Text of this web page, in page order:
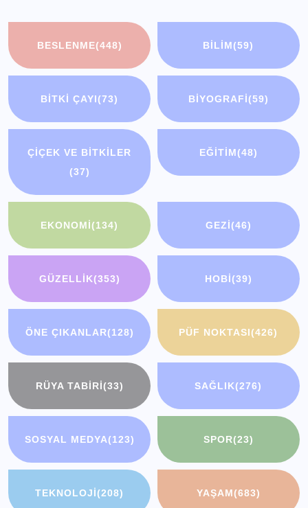
BESLENME(448) BILIM(59)
BITKI ÇAYI(73) BIYOGRAFI(59)
ÇIÇEK VE BITKILER
(37)
EĞITIM(48)
EKONOMI(134) GEZI(46)
GÜZELLIK(353) HOBI(39)
ÖNE ÇIKANLAR(128) PÜF NOKTASI(426)
RÜYA TABIRI(33) SAĞLIK(276)
SOSYAL MEDYA(123) SPOR(23)
TEKNOLOJI(208) YAŞAM(683)